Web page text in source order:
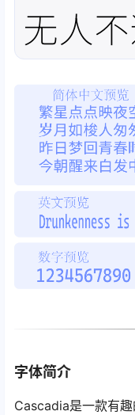
无人不
字体简介
Cascadia是一款有